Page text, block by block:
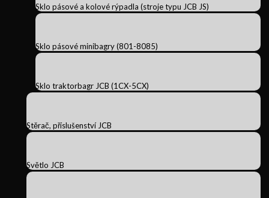
Sklo pásové a kolové rýpadla (stroje typu JCB JS)
Sklo pásové minibagry (801-8085)
Sklo traktorbagr JCB (1CX-5CX)
Stěrač, příslušenství JCB
Světlo JCB